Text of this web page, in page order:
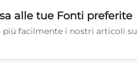
alle tue Fonti preferite
più facilmente i nostri articoli su